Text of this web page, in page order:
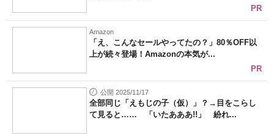
PR
Amazon
「え、こんなセールやってたの？」80％OFF以
上が続々登場！Amazonの本気が...
PR
公開 2025/11/17
全部同じ「えもじの子（仮）」？→目をこらし
て見ると…… 「いたあああ!!」 紛れ...